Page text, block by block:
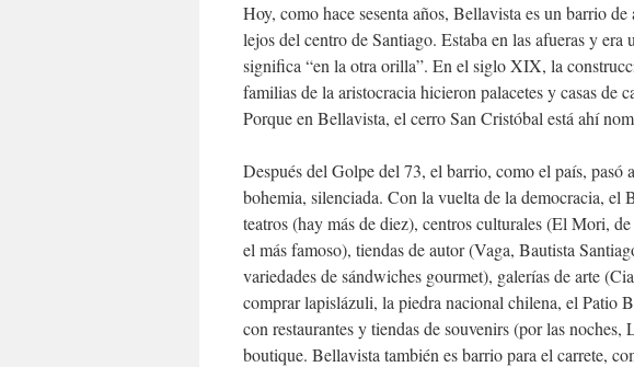
Hoy, como hace sesenta años, Bellavista es un barrio
lejos del centro de Santiago. Estaba en las afueras y
significa “en la otra orilla”. En el siglo XIX, la
familias de la aristocracia hicieron palacetes y casas de
Porque en Bellavista, el cerro San Cristóbal está ahí
Después del Golpe del 73, el barrio, como el país, pasó
bohemia, silenciada. Con la vuelta de la democracia, el
teatros (hay más de diez), centros culturales (El Mori,
el más famoso), tiendas de autor (Vaga, Bautista
variedades de sándwiches gourmet), galerías de arte
comprar lapislázuli, la piedra nacional chilena, el Patio
con restaurantes y tiendas de souvenirs (por las
boutique. Bellavista también es barrio para el carrete,